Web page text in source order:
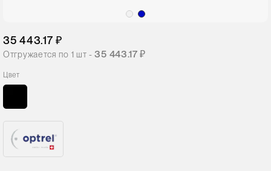
35 443.17 ₽
Отгружается по 1 шт -35 443.17 ₽
Цвет